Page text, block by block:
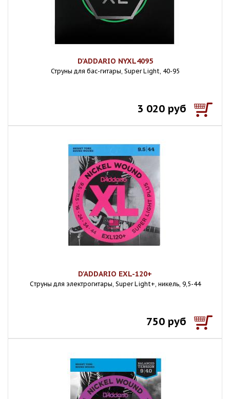
D'ADDARIO NYXL4095
Струны для бас-гитары, Super Light, 40-95
3 020 руб
D'ADDARIO EXL-120+
Cтруны для электрогитары, Super Light+, никель, 9,5-44
750 руб